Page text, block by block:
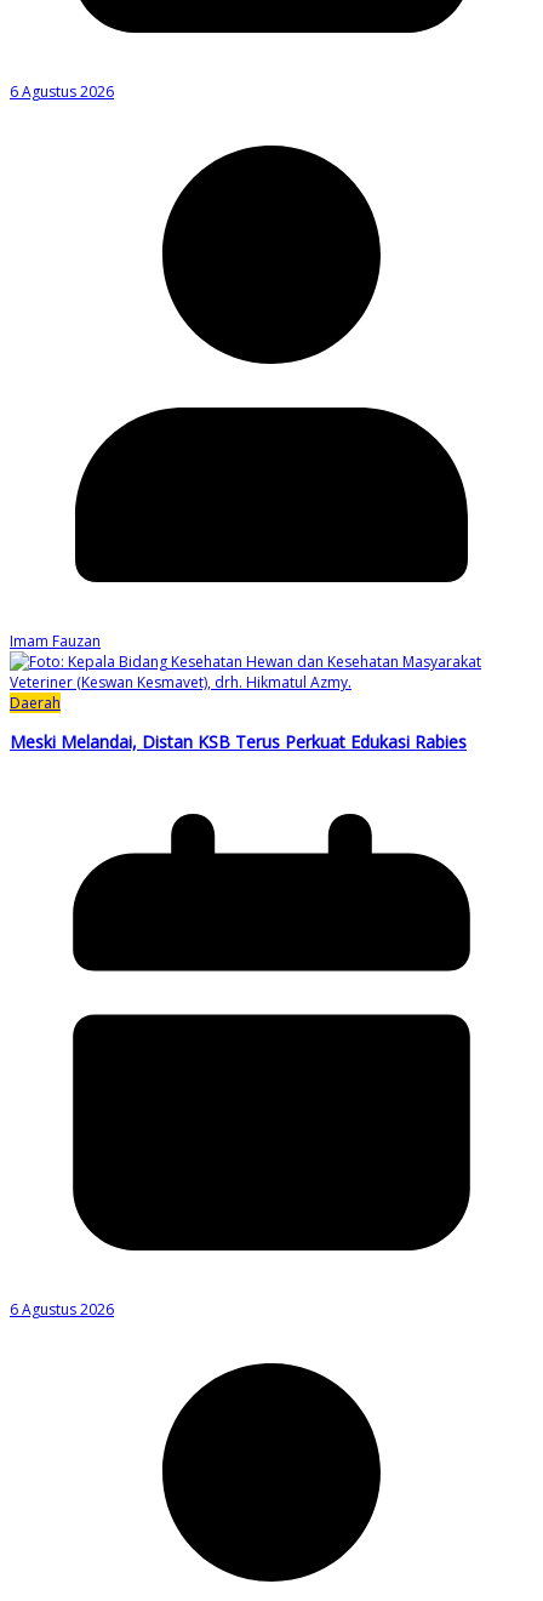
6 Agustus 2026
Imam Fauzan
Daerah
Meski Melandai, Distan KSB Terus Perkuat Edukasi Rabies
6 Agustus 2026